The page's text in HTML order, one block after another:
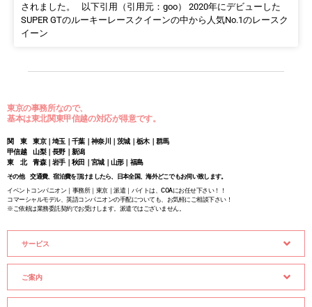
されました。 以下引用（引用元：goo） 2020年にデビューした
SUPER GTのルーキーレースクイーンの中から人気No.1のレースク
イーン
東京の事務所なので、
基本は東北関東甲信越の対応が得意です。
関 東 東京｜埼玉｜千葉｜神奈川｜茨城｜栃木｜群馬
甲信越 山梨｜長野｜新潟
東 北 青森｜岩手｜秋田｜宮城｜山形｜福島
その他 交通費、宿泊費を頂けましたら、日本全国、海外どこでもお伺い致します。
イベントコンパニオン｜事務所｜東京｜派遣｜バイトは、COAにお任せ下さい！！
コマーシャルモデル、英語コンパニオンの手配についても、お気軽にご相談下さい！
※ご依頼は業務委託契約でお受けします。派遣ではございません。
サービス
ご案内